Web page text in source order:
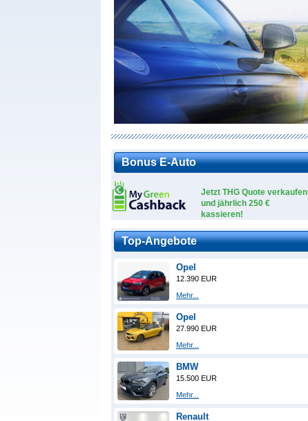
Bonus E-Auto
Jetzt THG Quote verkaufen
und jährlich 250 €
kassieren!
Top-Angebote
Opel
12.390 EUR
Mehr...
Opel
27.990 EUR
Mehr...
BMW
15.500 EUR
Mehr...
Renault